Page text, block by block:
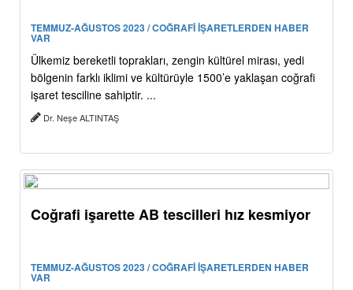
TEMMUZ-AĞUSTOS 2023 / COĞRAFİ İŞARETLERDEN HABER
VAR
Ülkemiz bereketli toprakları, zengin kültürel mirası, yedi
bölgenin farklı iklimi ve kültürüyle 1500’e yaklaşan coğrafi
işaret tesciline sahiptir. ...
Dr. Neşe ALTINTAŞ
Coğrafi işarette AB tescilleri hız kesmiyor
TEMMUZ-AĞUSTOS 2023 / COĞRAFİ İŞARETLERDEN HABER
VAR